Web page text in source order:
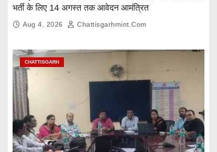
भर्ती के लिए 14 अगस्त तक आवेदन आमंत्रित
Aug 4, 2026 Chattisgarhmint.com
CHATTISGARH